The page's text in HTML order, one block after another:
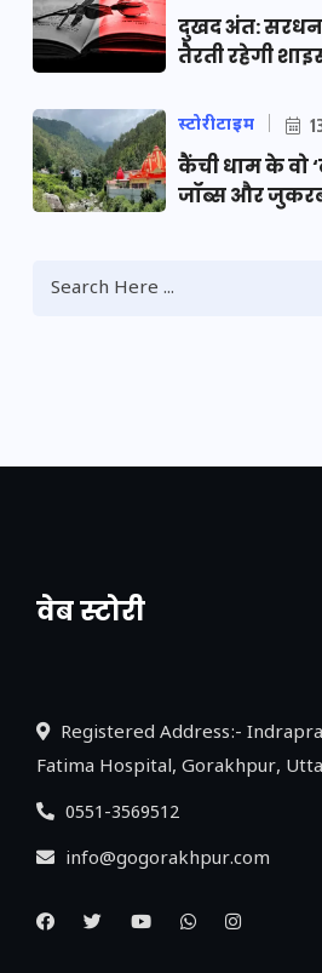
दुखद अंत:
तैरती रहेगी
स्टोरीटाइम
कैंची धाम के वो
जॉब्स और
वेब स्टोरी
नया एक्सप्रेसवे: पूर्वांचल का
Registered Address:-
Fatima Hospital, Gorakhpur,
0551-3569512
info@gogorakhpur.com